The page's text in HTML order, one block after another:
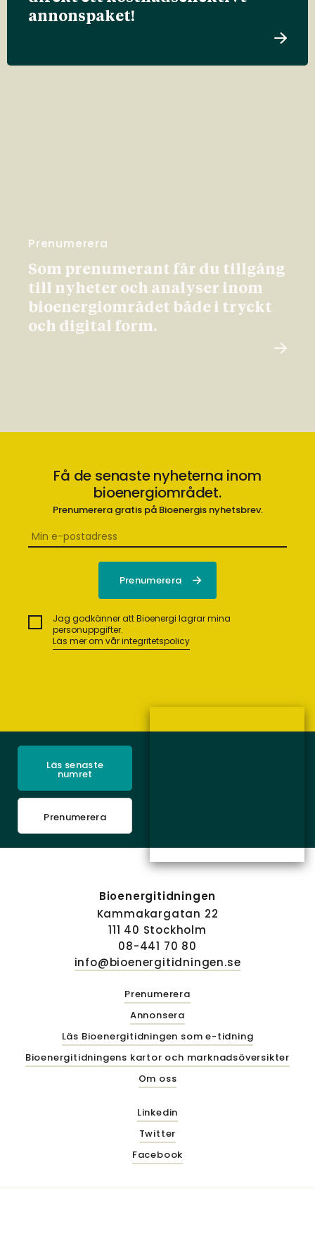
annonspaket!
Prenumerera
Som prenumerant får du tillgång
till nyheter och analyser inom
bioenergiområdet både i tryckt
och digital form.
Få de senaste nyheterna inom
bioenergiområdet.
Prenumerera gratis på Bioenergis nyhetsbrev.
Jag godkänner att Bioenergi lagrar mina
personuppgifter.
Läs mer om vår integritetspolicy
Läs senaste
numret
Prenumerera
Bioenergitidningen
Kammakargatan 22
111 40 Stockholm
08-441 70 80
info@bioenergitidningen.se
Prenumerera
Annonsera
Läs Bioenergitidningen som e-tidning
Bioenergitidningens kartor och marknadsöversikter
Om oss
Linkedin
Twitter
Facebook